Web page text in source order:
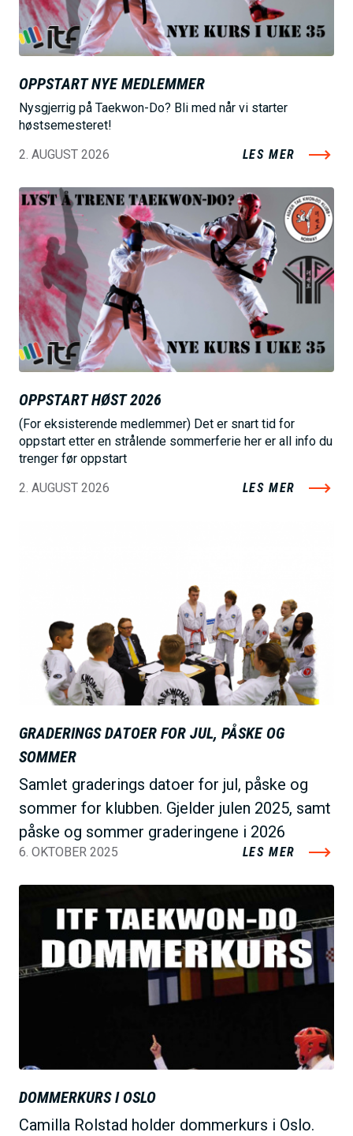
OPPSTART NYE MEDLEMMER
Nysgjerrig på Taekwon-Do? Bli med når vi starter
høstsemesteret!
2. AUGUST 2026
LES MER
B
i
l
d
e
OPPSTART HØST 2026
(For eksisterende medlemmer) Det er snart tid for
oppstart etter en strålende sommerferie her er all info du
trenger før oppstart
2. AUGUST 2026
LES MER
GRADERINGS DATOER FOR JUL, PÅSKE OG
SOMMER
Samlet graderings datoer for jul, påske og
sommer for klubben. Gjelder julen 2025, samt
påske og sommer graderingene i 2026
6. OKTOBER 2025 LES MER
d
DOMMERKURS I OSLO
Camilla Rolstad holder dommerkurs i Oslo.